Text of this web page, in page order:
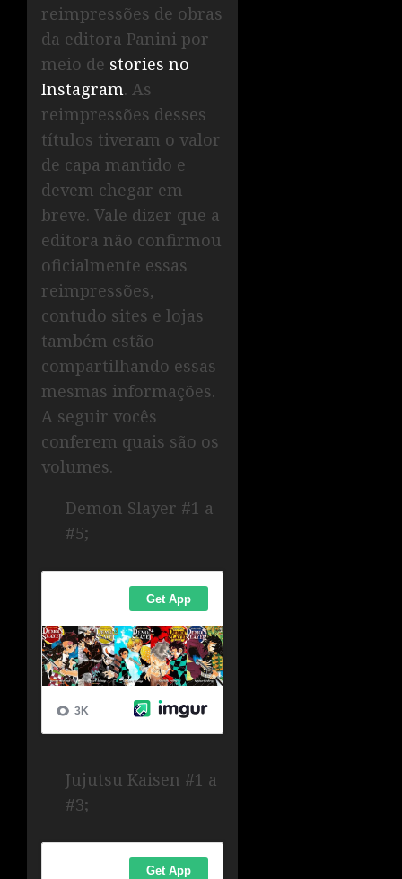
reimpressões de obras
da editora Panini por
meio de stories no
Instagram. As
reimpressões desses
títulos tiveram o valor
de capa mantido e
devem chegar em
breve. Vale dizer que a
editora não confirmou
oficialmente essas
reimpressões,
contudo sites e lojas
também estão
compartilhando essas
mesmas informações.
A seguir vocês
conferem quais são os
volumes.
Demon Slayer #1 a
#5;
Jujutsu Kaisen #1 a
#3;